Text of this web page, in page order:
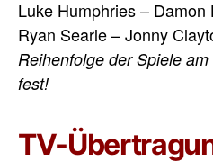
Luke Humphries – Damon
Ryan Searle – Jonny
Reihenfolge der Spiele
fest!
TV-